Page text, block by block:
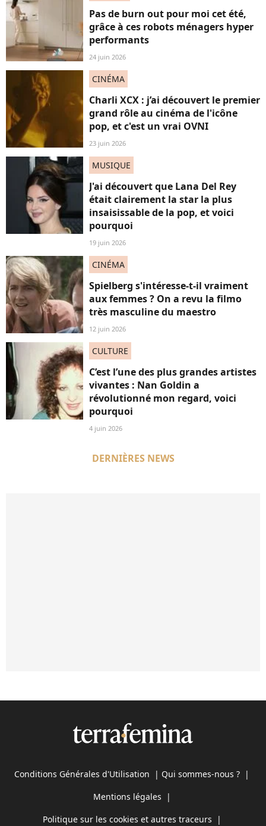
Pas de burn out pour moi cet été,
grâce à ces robots ménagers hyper
performants
24 juin 2026
CINÉMA
Charli XCX : j’ai découvert le premier
grand rôle au cinéma de l'icône
pop, et c'est un vrai OVNI
23 juin 2026
MUSIQUE
J'ai découvert que Lana Del Rey
était clairement la star la plus
insaisissable de la pop, et voici
pourquoi
19 juin 2026
CINÉMA
Spielberg s'intéresse-t-il vraiment
aux femmes ? On a revu la filmo
très masculine du maestro
12 juin 2026
CULTURE
C’est l’une des plus grandes artistes
vivantes : Nan Goldin a
révolutionné mon regard, voici
pourquoi
4 juin 2026
DERNIÈRES NEWS
Conditions Générales d'Utilisation | Qui sommes-nous ? |
Mentions légales |
Politique sur les cookies et autres traceurs |